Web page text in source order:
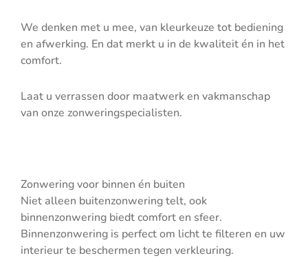
We denken met u mee, van kleurkeuze tot bediening
en afwerking. En dat merkt u in de kwaliteit én in het
comfort.
Laat u verrassen door maatwerk en vakmanschap
van onze zonweringspecialisten.
Zonwering voor binnen én buiten
Niet alleen buitenzonwering telt, ook
binnenzonwering biedt comfort en sfeer.
Binnenzonwering is perfect om licht te filteren en uw
interieur te beschermen tegen verkleuring.